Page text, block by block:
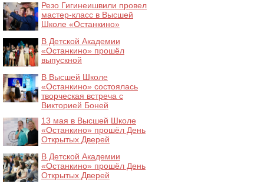
Резо Гигинеишвили провел
мастер-класс в Высшей
Школе «Останкино»
В Детской Академии
«Останкино» прошёл
выпускной
В Высшей Школе
«Останкино» состоялась
творческая встреча с
Викторией Боней
13 мая в Высшей Школе
«Останкино» прошёл День
Открытых Дверей
В Детской Академии
«Останкино» прошёл День
Открытых Дверей